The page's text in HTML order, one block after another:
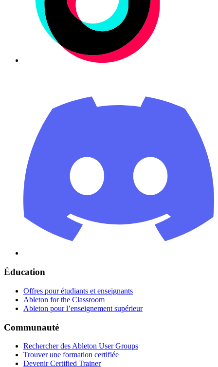
Éducation
Offres pour étudiants et enseignants
Ableton for the Classroom
Ableton pour l’enseignement supérieur
Communauté
Rechercher des Ableton User Groups
Trouver une formation certifiée
Devenir Certified Trainer